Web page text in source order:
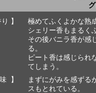
り 】
極めてふくよかな熟
シェリー香もまるく
その後バニラ香が感
る。
ピート香は感じられ
てしまう。
】
まずにがみを感ずる
スもとれている。